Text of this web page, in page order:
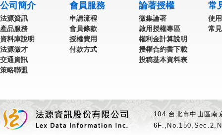
公司簡介
法源資訊
產品服務
資料庫說明
法源徵才
交通資訊
策略聯盟
會員服務
申請流程
會員條款
授權費用
付款方式
論著授權
徵集論著
啟用授權專區
權利金計算說明
授權合約書下載
投稿基本資料表
常
使
常
104 台北市中山區